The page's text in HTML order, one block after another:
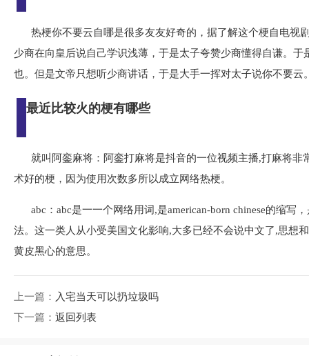
热梗你不要云自哪是很多友友好奇的，据了解这个梗自电视
少商在向皇后说自己学识浅薄，于是太子夸赞少商懂得自谦。
也。但是文帝只想听少商讲话，于是大手一挥对太子说你不要云
最近比较火的梗有哪些
就叫阿銮麻将：阿銮打麻将是抖音的一位视频主播,打麻将
术好的梗，因为使用次数多所以成立网络热梗。
abc：abc是一一个网络用词,是american-born chinese的缩
法。这一类人从小受美国文化影响,大多已经不会说中文了,思想
黄皮黑心的意思。
上一篇： 入宅当天可以扔垃圾吗
下一篇： 返回列表